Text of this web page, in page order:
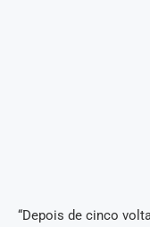
“Depois de cinco